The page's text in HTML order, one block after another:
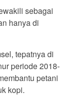
sebagai
hanya di
tepatnya di
periode 2018-
petani
kopi.